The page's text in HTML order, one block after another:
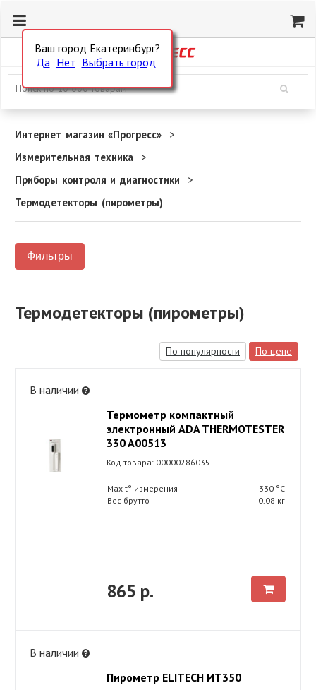
Ваш город Екатеринбург?
Да Нет Выбрать город
Интернет магазин «Прогресс»
Измерительная техника
Приборы контроля и диагностики
Термодетекторы (пирометры)
Фильтры
Термодетекторы (пирометры)
По популярности По цене
В наличии
Термометр компактный
электронный ADA THERMOTESTER
330 A00513
Код товара: 00000286035
Max t° измерения
330 °С
Вес брутто
0.08 кг
865 р.
В наличии
Пирометр ELITECH ИТ350